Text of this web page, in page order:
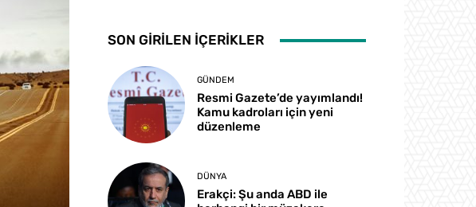
SON GİRİLEN İÇERİKLER
GÜNDEM
Resmi Gazete’de yayımlandı!
Kamu kadroları için yeni
düzenleme
DÜNYA
Erakçi: Şu anda ABD ile